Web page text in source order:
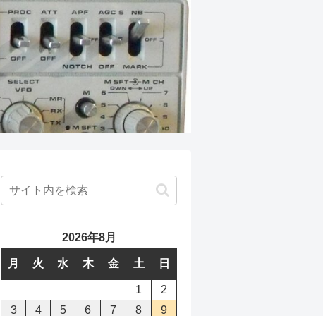
2026年8月
月 火 水 木 金 土 日
1
2
3
4 5 6 7 8 9